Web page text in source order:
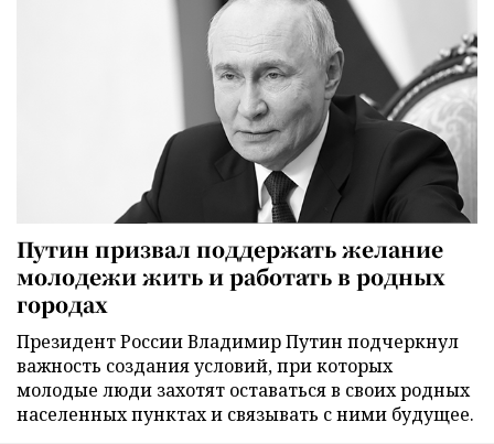
Путин призвал поддержать желание
молодежи жить и работать в родных
городах
Президент России Владимир Путин подчеркнул
важность создания условий, при которых
молодые люди захотят оставаться в своих родных
населенных пунктах и связывать с ними будущее.